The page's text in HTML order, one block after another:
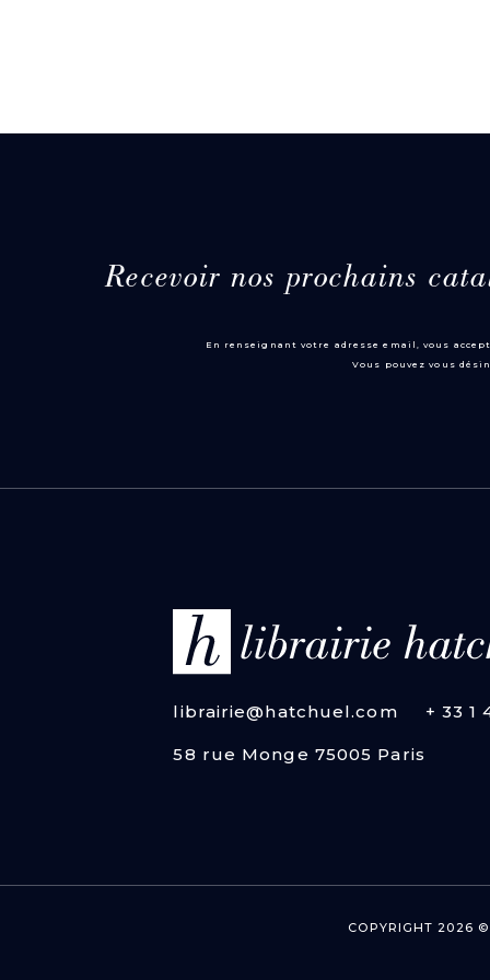
Recevoir nos prochains
En renseignant votre adresse email, vous
Vous pouvez vous
librairie@hatchuel.com + 33 1
58 rue Monge 75005 Paris
COPYRIGHT 2026 ©